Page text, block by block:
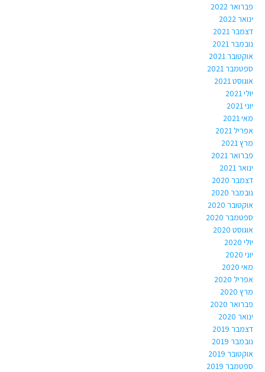
פברואר 2022
ינואר 2022
דצמבר 2021
נובמבר 2021
אוקטובר 2021
ספטמבר 2021
אוגוסט 2021
יולי 2021
יוני 2021
מאי 2021
אפריל 2021
מרץ 2021
פברואר 2021
ינואר 2021
דצמבר 2020
נובמבר 2020
אוקטובר 2020
ספטמבר 2020
אוגוסט 2020
יולי 2020
יוני 2020
מאי 2020
אפריל 2020
מרץ 2020
פברואר 2020
ינואר 2020
דצמבר 2019
נובמבר 2019
אוקטובר 2019
ספטמבר 2019